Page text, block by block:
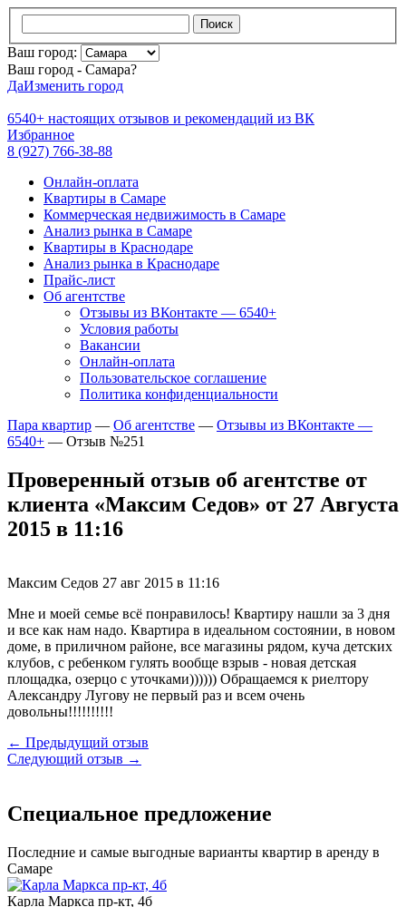
Поиск
Ваш город:
Ваш город - Самара?
ДаИзменить город
6540+ настоящих отзывов и рекомендаций из ВК
Избранное
8 (927) 766-38-88
Онлайн-оплата
Квартиры в Самаре
Коммерческая недвижимость в Самаре
Анализ рынка в Самаре
Квартиры в Краснодаре
Анализ рынка в Краснодаре
Прайс-лист
Об агентстве
Отзывы из ВКонтакте — 6540+
Условия работы
Вакансии
Онлайн-оплата
Пользовательское соглашение
Политика конфиденциальности
Пара квартир — Об агентстве — Отзывы из ВКонтакте —
6540+ — Отзыв №251
Проверенный отзыв об агентстве от
клиента «Максим Седов» от 27 Августа
2015 в 11:16
Максим Седов 27 авг 2015 в 11:16
Мне и моей семье всё понравилось! Квартиру нашли за 3 дня
и все как нам надо. Квартира в идеальном состоянии, в новом
доме, в приличном районе, все магазины рядом, куча детских
клубов, с ребенком гулять вообще взрыв - новая детская
площадка, озерцо с уточками)))))) Обращаемся к риелтору
Александру Лугову не первый раз и всем очень
довольны!!!!!!!!!!
← Предыдущий отзыв
Следующий отзыв →
Специальное предложение
Последние и самые выгодные варианты квартир в аренду в
Самаре
Карла Маркса пр-кт, 4б